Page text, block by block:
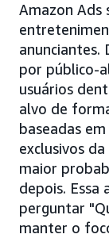
Amazon Ads
anunciantes.
por público-
usuários
alvo de
baseadas
exclusivos
maior
depois. Essa
perguntar
manter o